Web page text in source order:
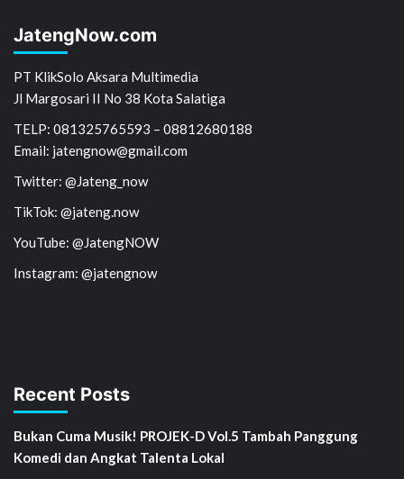
JatengNow.com
PT KlikSolo Aksara Multimedia
Jl Margosari II No 38 Kota Salatiga
TELP: 081325765593 – 08812680188
Email: jatengnow@gmail.com
Twitter: @Jateng_now
TikTok: @jateng.now
YouTube: @JatengNOW
Instagram: @jatengnow
Recent Posts
Bukan Cuma Musik! PROJEK-D Vol.5 Tambah Panggung
Komedi dan Angkat Talenta Lokal